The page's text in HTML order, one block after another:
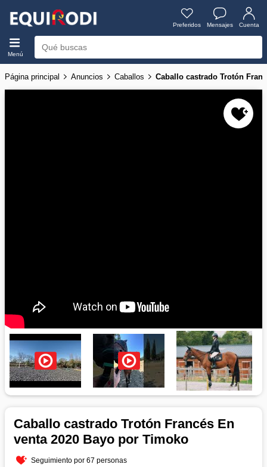
Preferidos Mensajes Cuenta
Menú
Página principal Anuncios Caballos Caballo castrado Trotón
Caballo castrado Trotón Francés En
venta 2020 Bayo por Timoko
Seguimiento por 67 personas